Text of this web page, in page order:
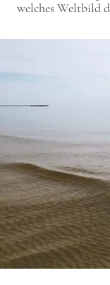
welches Weltbild